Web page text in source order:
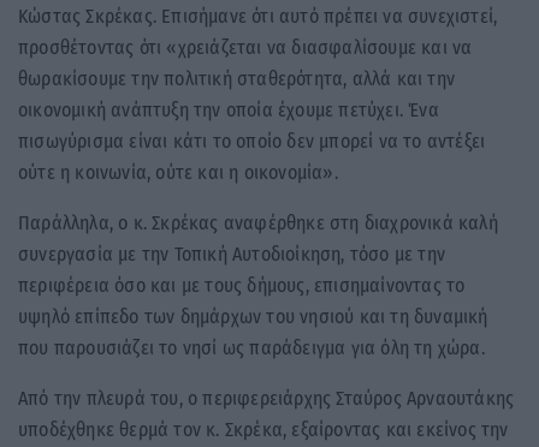
Κώστας Σκρέκας. Επισήμανε ότι αυτό πρέπει να συνεχιστεί,
προσθέτοντας ότι «χρειάζεται να διασφαλίσουμε και να
θωρακίσουμε την πολιτική σταθερότητα, αλλά και την
οικονομική ανάπτυξη την οποία έχουμε πετύχει. Ένα
πισωγύρισμα είναι κάτι το οποίο δεν μπορεί να το αντέξει
ούτε η κοινωνία, ούτε και η οικονομία».
Παράλληλα, ο κ. Σκρέκας αναφέρθηκε στη διαχρονικά καλή
συνεργασία με την Τοπική Αυτοδιοίκηση, τόσο με την
περιφέρεια όσο και με τους δήμους, επισημαίνοντας το
υψηλό επίπεδο των δημάρχων του νησιού και τη δυναμική
που παρουσιάζει το νησί ως παράδειγμα για όλη τη χώρα.
Από την πλευρά του, ο περιφερειάρχης Σταύρος Αρναουτάκης
υποδέχθηκε θερμά τον κ. Σκρέκα, εξαίροντας και εκείνος την